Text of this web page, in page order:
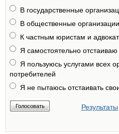
В государственные
В общественные организации
К частным юристам и
Я самостоятельно
Я пользуюсь услугами всех
потребителей
Я не пытаюсь отстаивать
Результаты